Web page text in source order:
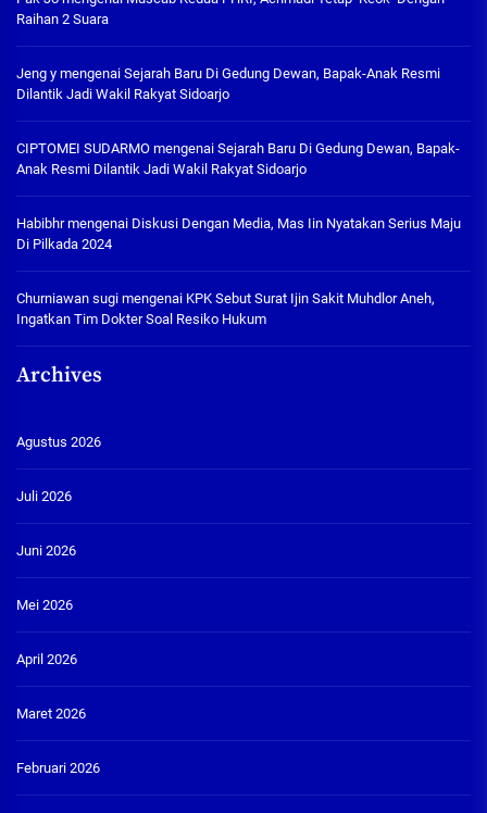
Raihan 2 Suara
Jeng y mengenai Sejarah Baru Di Gedung Dewan, Bapak-Anak Resmi
Dilantik Jadi Wakil Rakyat Sidoarjo
CIPTOMEI SUDARMO mengenai Sejarah Baru Di Gedung Dewan, Bapak-
Anak Resmi Dilantik Jadi Wakil Rakyat Sidoarjo
Habibhrmengenai Diskusi Dengan Media, Mas Iin Nyatakan Serius Maju
Di Pilkada 2024
Churniawan sugi mengenai KPK Sebut Surat Ijin Sakit Muhdlor Aneh,
Ingatkan Tim Dokter Soal Resiko Hukum
Archives
Agustus 2026
Juli 2026
Juni 2026
Mei 2026
April 2026
Maret 2026
Februari 2026